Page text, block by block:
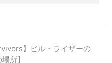
】ビル・ライザーの
所】